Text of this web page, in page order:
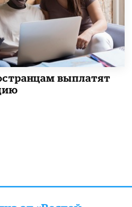
выплатят